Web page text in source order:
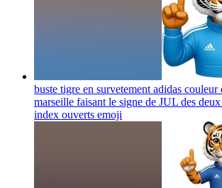
buste tigre en survetement adidas
marseille faisant le signe de JUL des
index ouverts emoji